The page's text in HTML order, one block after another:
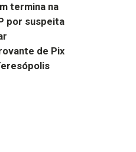
termina na
por suspeita
de Pix